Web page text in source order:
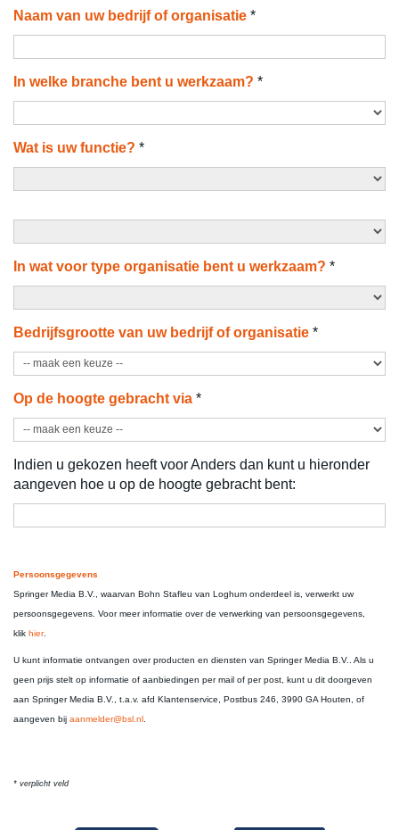
Naam van uw bedrijf of organisatie *
In welke branche bent u werkzaam? *
Wat is uw functie? *
In wat voor type organisatie bent u werkzaam? *
Bedrijfsgrootte van uw bedrijf of organisatie *
Op de hoogte gebracht via *
Indien u gekozen heeft voor Anders dan kunt u hieronder
aangeven hoe u op de hoogte gebracht bent:
Persoonsgegevens
Springer Media B.V., waarvan Bohn Stafleu van Loghum onderdeel is, verwerkt uw
persoonsgegevens. Voor meer informatie over de verwerking van persoonsgegevens,
klik hier.
U kunt informatie ontvangen over producten en diensten van Springer Media B.V.. Als u
geen prijs stelt op informatie of aanbiedingen per mail of per post, kunt u dit doorgeven
aan Springer Media B.V., t.a.v. afd Klantenservice, Postbus 246, 3990 GA Houten, of
aangeven bij aanmelder@bsl.nl .
* verplicht veld